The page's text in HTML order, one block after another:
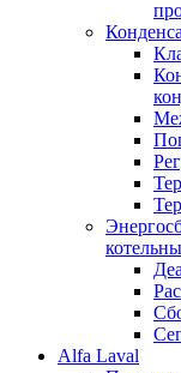
Alfa Laval